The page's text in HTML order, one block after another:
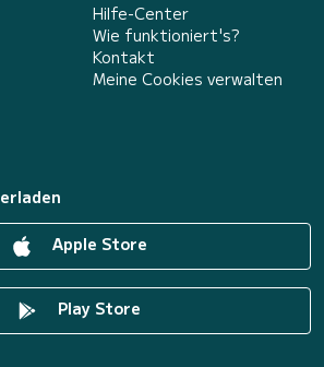
Hilfe-Center
Wie funktioniert's?
Kontakt
Meine Cookies verwalten
Apple Store
Play Store